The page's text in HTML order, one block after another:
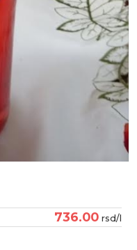
736.00 rsd/l